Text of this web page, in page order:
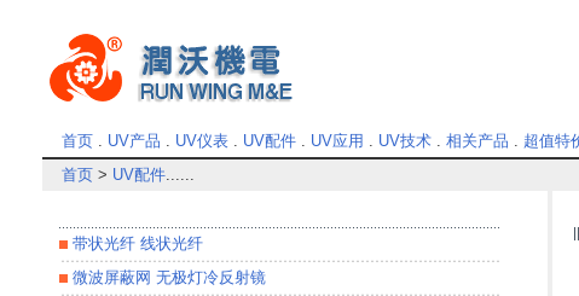
首页 . UV产品 . UV仪表 . UV配件 . UV应用 . UV技术 . 相关产品 . 超值特
首页 > UV配件......
带状光纤 线状光纤
微波屏蔽网 无极灯冷反射镜